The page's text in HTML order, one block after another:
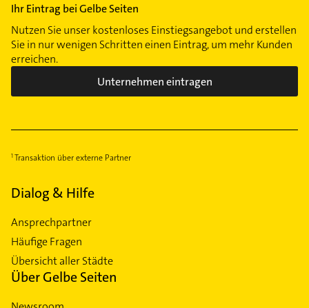
Ihr Eintrag bei Gelbe Seiten
Nutzen Sie unser kostenloses Einstiegsangebot und erstellen
Sie in nur wenigen Schritten einen Eintrag, um mehr Kunden
erreichen.
Unternehmen eintragen
Transaktion über externe Partner
Dialog & Hilfe
Ansprechpartner
Häufige Fragen
Übersicht aller Städte
Über Gelbe Seiten